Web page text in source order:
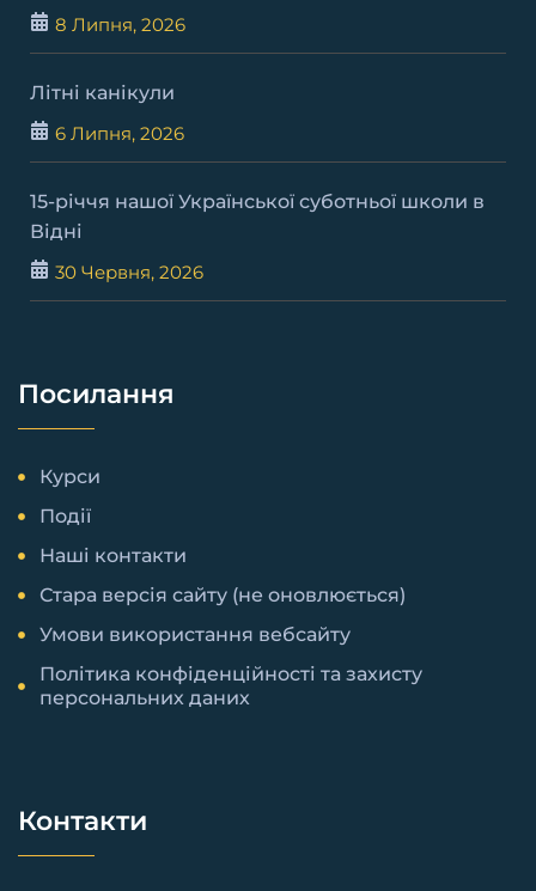
8 Липня, 2026
Літні канікули
6 Липня, 2026
15-річчя нашої Української суботньої школи в
Відні
30 Червня, 2026
Посилання
Курси
Події
Наші контакти
Стара версія сайту (не оновлюється)
Умови використання вебсайту
Політика конфіденційності та захисту
персональних даних
Контакти